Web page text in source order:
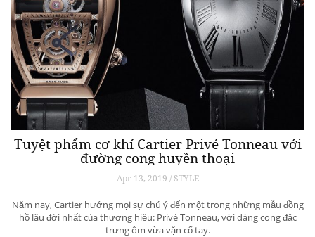
Tuyệt phẩm cơ khí Cartier Privé Tonneau với
đường cong huyền thoại
Apr 13, 2019 / STYLE
Năm nay, Cartier hướng mọi sự chú ý đến một trong những mẫu đồng
hồ lâu đời nhất của thương hiệu: Privé Tonneau, với dáng cong đặc
trưng ôm vừa vặn cổ tay.